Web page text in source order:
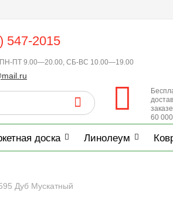
547-2015
ПТ 9.00—20.00, СБ-ВС 10.00—19.00
60
доска Линолеум
Дуб Мускатный